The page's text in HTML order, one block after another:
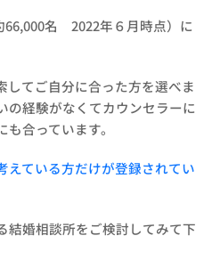
年６月時点）に
してご自分に合った方を選べま
の経験がなくてカウンセラーに
合っています。
えている方だけが登録されてい
結婚相談所をご検討してみて下